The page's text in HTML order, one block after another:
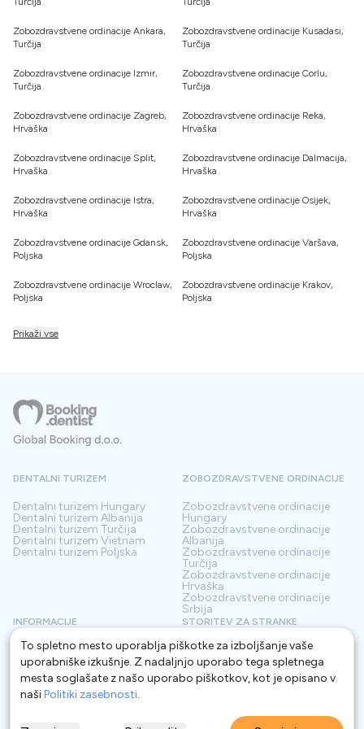
Zobozdravstvene ordinacije Ankara,
Turčija
Zobozdravstvene ordinacije Kusadasi,
Turčija
Zobozdravstvene ordinacije Izmir,
Turčija
Zobozdravstvene ordinacije Corlu,
Turčija
Zobozdravstvene ordinacije Zagreb,
Hrvaška
Zobozdravstvene ordinacije Reka,
Hrvaška
Zobozdravstvene ordinacije Split,
Hrvaška
Zobozdravstvene ordinacije Dalmacija,
Hrvaška
Zobozdravstvene ordinacije Istra,
Hrvaška
Zobozdravstvene ordinacije Osijek,
Hrvaška
Zobozdravstvene ordinacije Gdansk,
Poljska
Zobozdravstvene ordinacije Varšava,
Poljska
Zobozdravstvene ordinacije Wroclaw,
Poljska
Zobozdravstvene ordinacije Krakov,
Poljska
Prikaži vse
To spletno mesto uporablja piškotke za izboljšanje vaše
uporabniške izkušnje. Z nadaljnjo uporabo tega spletnega
mesta soglašate z našo uporabo piškotkov, kot je opisano v
našiPolitiki zasebnosti.
DENTALNI TURIZEM
Dentalni turizem Hungary
Dentalni turizem Albanija
Dentalni turizem Turčija
Dentalni turizem Vietnam
Dentalni turizem Poljska
ZOBOZDRAVSTVENE ORDINACIJE
Zobozdravstvene ordinacije
Hungary
Zobozdravstvene ordinacije
Albanija
Zobozdravstvene ordinacije
Turčija
Zobozdravstvene ordinacije
Hrvaška
Zobozdravstvene ordinacije
Srbija
INFORMACIJE
O nas
Kontakt
Pogosta vprašanja
Blog
Glosar
STORITEV ZA STRANKE
Pogoji
Politika zasebnosti
Za Klinike